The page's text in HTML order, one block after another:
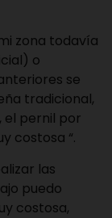
zona todavía
o
se
tradicional,
el pernil por
costosa “.
las
puedo
costosa,